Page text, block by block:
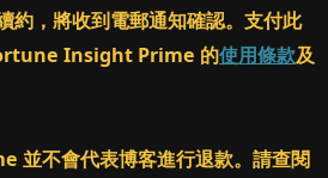
約，將收到電郵通知確認。支付此
Insight Prime 的使用條款及
不會代表博客進行退款。請查閱